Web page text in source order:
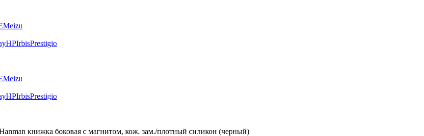
Meizu
HPIrbisPrestigio
Meizu
HPIrbisPrestigio
книжка боковая с магнитом, кож. зам./плотный силикон (черный)